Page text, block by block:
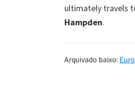
ultimately travels
Hampden.
Arquivado baixo: